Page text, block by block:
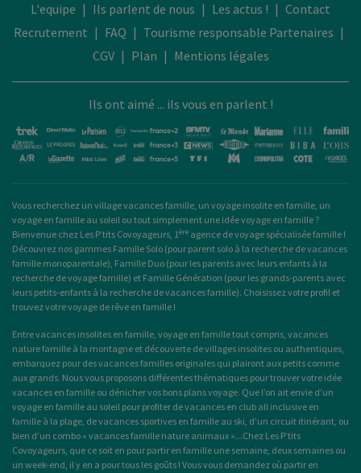
L'equipe | Ils parlent de nous | Les actus ! | Contact
Recrutement | FAQ | Tourisme responsable Partenaires |
CGV | Plan | Mentions légales
Ils ont aimé ... ils vous en parlent !
Vous recherchez un village vacances famille, un voyage insolite en famille, un
voyage en famille au soleil ou tout simplement une idée voyage en famille ?
Bienvenue chez Les P’tits Covoyageurs, 1ère agence de voyage spécialisée famille !
Découvrez nos gammes Famille Solo (pour parent solo à la recherche devacances
famille monoparentale), Famille Duo (pour les parents avec leurs enfants à la
recherche de voyage famille) et Famille Génération (pour les grands-parents avec
leurs petits-enfants à la recherche de vacances famille). Choisissez votre profil et
trouvez votre voyage de rêve en famille !
Entrevacances insolites en famille, voyage en famille tout compris, vacances
nature famille à la montagne et découverte de villages insolites ou authentiques,
embarquez pour desvacances familles originales qui plairont aux petits comme
aux grands. Nous vous proposons différentes thématiques pour trouver votre idée
vacances en famille ou dénicher vos bons plans voyage. Que l’on ait envie d’un
voyage en famille au soleil pour profiter devacances en club all inclusive en
famille à la plage, devacances sportives en famille au ski, d’un circuit itinérant, ou
bien d’un combo « vacances famille nature animaux »...Chez Les P’tits
Covoyageurs, que ce soit en pour partir en famille une semaine, deux semaines ou
un week-end, il y en a pour tous les goûts ! Vous vous demandez où partir en